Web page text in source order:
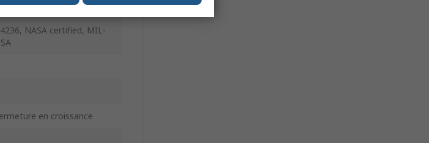
NASA certified, MIL-
en croissance